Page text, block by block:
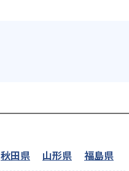
秋田県 山形県 福島県